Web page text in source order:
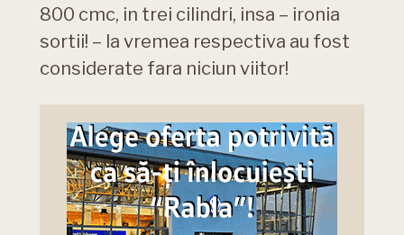
800 cmc, in trei cilindri, insa – ironia
sortii! – la vremea respectiva au fost
considerate fara niciun viitor!